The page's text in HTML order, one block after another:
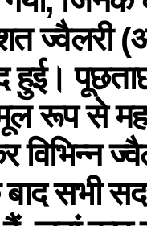
ज्वैलरी
हुई।
रूप से
विभिन्न
सभी